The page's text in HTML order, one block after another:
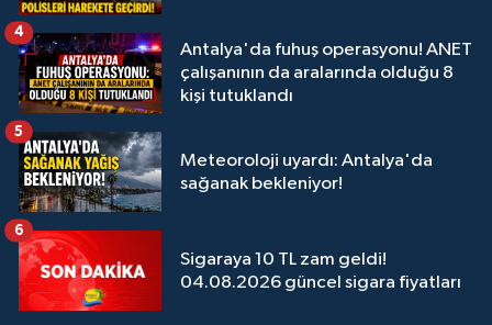
Antalya'da fuhuş operasyonu! ANET
çalışanının da aralarında olduğu 8
kişi tutuklandı
4
Meteoroloji uyardı: Antalya'da
sağanak bekleniyor!
5
Sigaraya 10 TL zam geldi!
04.08.2026 güncel sigara fiyatları
6